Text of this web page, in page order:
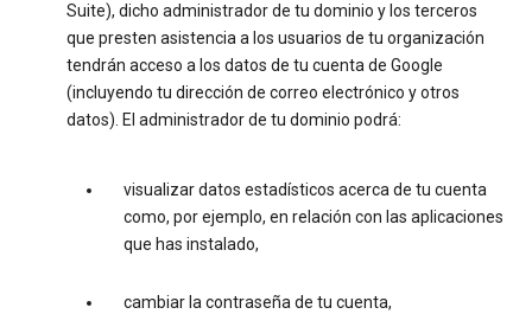
Suite), dicho administrador de tu dominio y los terceros
que presten asistencia a los usuarios de tu organización
tendrán acceso a los datos de tu cuenta de Google
(incluyendo tu dirección de correo electrónico y otros
datos). El administrador de tu dominio podrá:
visualizar datos estadísticos acerca de tu cuenta
como, por ejemplo, en relación con las aplicaciones
que has instalado,
cambiar la contraseña de tu cuenta,